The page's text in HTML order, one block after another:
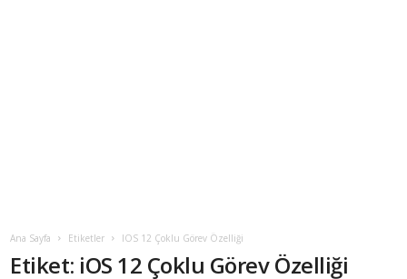
Ana Sayfa Etiketler IOS 12 Çoklu Görev Özelliği
Etiket: iOS 12 Çoklu Görev Özelliği